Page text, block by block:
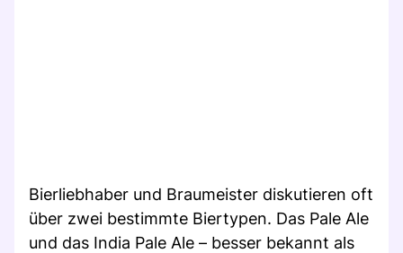
Bierliebhaber und Braumeister diskutieren oft
über zwei bestimmte Biertypen. Das Pale Ale
und das India Pale Ale – besser bekannt als